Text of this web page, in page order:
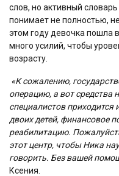
слов, но активный
понимает не полностью,
этом году девочка пошла
много усилий, чтобы
возрасту.
«К сожалению,
операцию, а вот средства
специалистов
двоих детей, финансовое
реабилитацию.
этот центр, чтобы Ника
говорить. Без вашей
Ксения.